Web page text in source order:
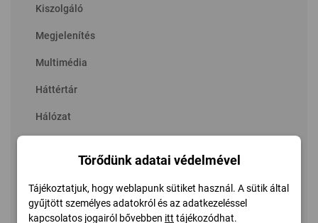
Kiszolgáló
Megjelenítés
Multimédia
Háttértár
Hálózat
Szoftver
Törődünk adatai védelmével
Tájékoztatjuk, hogy weblapunk sütiket használ. A sütik által
gyűjtött személyes adatokról és az adatkezeléssel
kapcsolatos jogairól bővebben itt tájékozódhat.